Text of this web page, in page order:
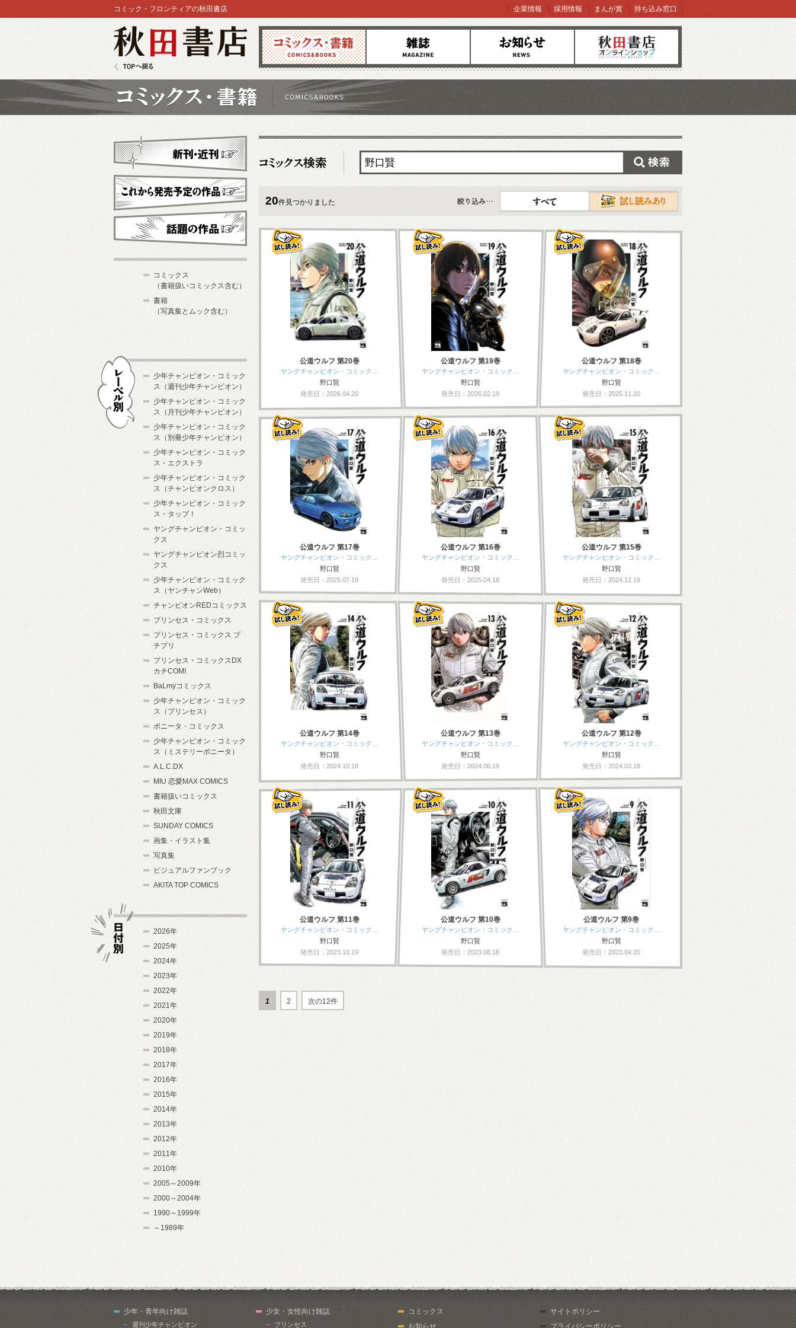
コミックス 雑誌 お知らせ オンラインショップ
コミック・フロンティアの秋田書店 企業情報 採用情報 まんが賞 持ち込み窓口
20件見つかりました
すべて
公道ウルフ 第20巻
ヤングチャンピオン・コミック…
野口賢
発売日：2026.04.20
公道ウルフ 第19巻
ヤングチャンピオン・コミック…
野口賢
発売日：2026.02.19
公道ウルフ 第18巻
ヤングチャンピオン・コミック…
野口賢
発売日：2025.11.20
公道ウルフ 第17巻
ヤングチャンピオン・コミック…
野口賢
発売日：2025.07.18
公道ウルフ 第16巻
ヤングチャンピオン・コミック…
野口賢
発売日：2025.04.18
公道ウルフ 第15巻
ヤングチャンピオン・コミック…
野口賢
発売日：2024.12.19
公道ウルフ 第14巻
ヤングチャンピオン・コミック…
野口賢
発売日：2024.10.18
公道ウルフ 第13巻
ヤングチャンピオン・コミック…
野口賢
発売日：2024.06.19
公道ウルフ 第12巻
ヤングチャンピオン・コミック…
野口賢
発売日：2024.03.18
公道ウルフ 第11巻
ヤングチャンピオン・コミック…
野口賢
発売日：2023.10.19
公道ウルフ 第10巻
ヤングチャンピオン・コミック…
野口賢
発売日：2023.08.18
公道ウルフ 第9巻
ヤングチャンピオン・コミック…
野口賢
発売日：2023.04.20
1 2 次の12件
新刊・近刊
これから発売予定
コミックス
（書籍扱いコミックス含む）
書籍
（写真集とムック含む）
少年チャンピオン・コミック
ス（週刊少年チャンピオン）
少年チャンピオン・コミック
ス（月刊少年チャンピオン）
少年チャンピオン・コミック
ス（別冊少年チャンピオン）
少年チャンピオン・コミック
ス・エクストラ
少年チャンピオン・コミック
ス（チャンピオンクロス）
少年チャンピオン・コミック
ス・タップ！
ヤングチャンピオン・コミッ
クス
ヤングチャンピオン烈コミッ
クス
少年チャンピオン・コミック
ス（ヤンチャンWeb）
チャンピオンREDコミックス
プリンセス・コミックス
プリンセス・コミックス プ
チプリ
プリンセス・コミックスDX
カチCOMI
BaLmyコミックス
少年チャンピオン・コミック
ス（プリンセス）
ボニータ・コミックス
少年チャンピオン・コミック
ス（ミステリーボニータ）
A.L.C.DX
MIU 恋愛MAX COMICS
書籍扱いコミックス
秋田文庫
SUNDAY COMICS
画集・イラスト集
写真集
ビジュアルファンブック
AKITA TOP COMICS
2026年
2025年
2024年
2023年
2022年
2021年
2020年
2019年
2018年
2017年
2016年
2015年
2014年
2013年
2012年
2011年
2010年
2005～2009年
2000～2004年
1990～1999年
～1989年
少年・青年向け雑誌
週刊少年チャンピオン
少女・女性向け雑誌
プリンセス
コミックス
お知らせ
サイトポリシー
プライバシーポリシー